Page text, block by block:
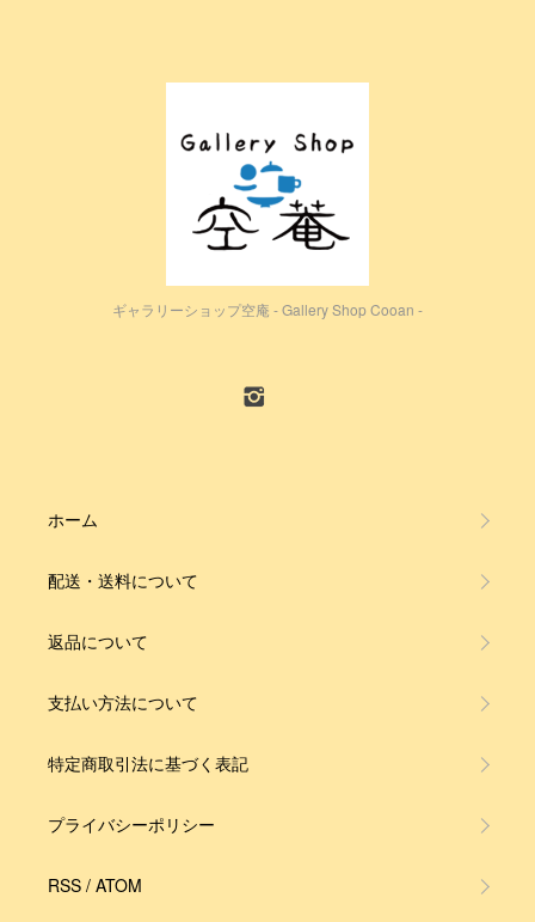
ギャラリーショップ空庵 - Gallery Shop Cooan -
ホーム
配送・送料について
返品について
支払い方法について
特定商取引法に基づく表記
プライバシーポリシー
RSS / ATOM